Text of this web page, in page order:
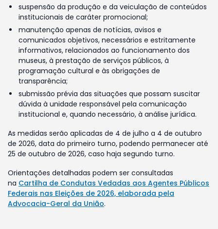
suspensão da produção e da veiculação de conteúdos
institucionais de caráter promocional;
manutenção apenas de notícias, avisos e
comunicados objetivos, necessários e estritamente
informativos, relacionados ao funcionamento dos
museus, à prestação de serviços públicos, à
programação cultural e às obrigações de
transparência;
submissão prévia das situações que possam suscitar
dúvida à unidade responsável pela comunicação
institucional e, quando necessário, à análise jurídica.
As medidas serão aplicadas de 4 de julho a 4 de outubro
de 2026, data do primeiro turno, podendo permanecer até
25 de outubro de 2026, caso haja segundo turno.
Orientações detalhadas podem ser consultadas
na Cartilha de Condutas Vedadas aos Agentes Públicos
Federais nas Eleições de 2026, elaborada pela
Advocacia-Geral da União.